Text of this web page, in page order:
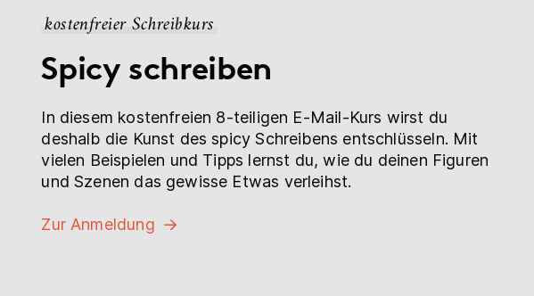
kostenfreier Schreibkurs
Spicy schreiben
In diesem kostenfreien 8-teiligen E-Mail-Kurs wirst du
deshalb die Kunst des spicy Schreibens entschlüsseln. Mit
vielen Beispielen und Tipps lernst du, wie du deinen Figuren
und Szenen das gewisse Etwas verleihst.
Zur Anmeldung